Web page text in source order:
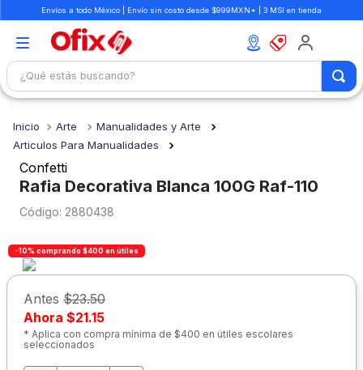
Envíos a todo México | Envío sin costo desde $999MXN* | 3 MSI en tienda
¿Qué estás buscando?
Arte
Manualidades y Arte
Articulos Para Manualidades
Confetti
Rafia Decorativa Blanca 100G Raf-110
: 2880438
-10% comprando $400 en útiles
Antes $23.50
Ahora $21.15
* Aplica con compra mínima de $400 en útiles escolares
seleccionados
1.
mochilas
2
libretas
3.
cuaderno
4.
cuadernos
5.
colores
6.
boligrafo
7.
escritorio
8
sacapuntas